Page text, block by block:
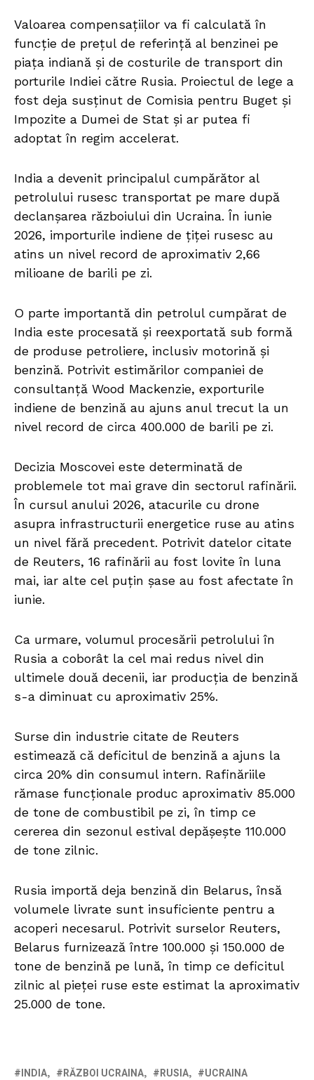
Valoarea compensațiilor va fi calculată în
funcție de prețul de referință al benzinei pe
piața indiană și de costurile de transport din
porturile Indiei către Rusia. Proiectul de lege a
fost deja susținut de Comisia pentru Buget și
Impozite a Dumei de Stat și ar putea fi
adoptat în regim accelerat.
India a devenit principalul cumpărător al
petrolului rusesc transportat pe mare după
declanșarea războiului din Ucraina. În iunie
2026, importurile indiene de țiței rusesc au
atins un nivel record de aproximativ 2,66
milioane de barili pe zi.
O parte importantă din petrolul cumpărat de
India este procesată și reexportată sub formă
de produse petroliere, inclusiv motorină și
benzină. Potrivit estimărilor companiei de
consultanță Wood Mackenzie, exporturile
indiene de benzină au ajuns anul trecut la un
nivel record de circa 400.000 de barili pe zi.
Decizia Moscovei este determinată de
problemele tot mai grave din sectorul rafinării.
În cursul anului 2026, atacurile cu drone
asupra infrastructurii energetice ruse au atins
un nivel fără precedent. Potrivit datelor citate
de Reuters, 16 rafinării au fost lovite în luna
mai, iar alte cel puțin șase au fost afectate în
iunie.
Ca urmare, volumul procesării petrolului în
Rusia a coborât la cel mai redus nivel din
ultimele două decenii, iar producția de benzină
s-a diminuat cu aproximativ 25%.
Surse din industrie citate de Reuters
estimează că deficitul de benzină a ajuns la
circa 20% din consumul intern. Rafinăriile
rămase funcționale produc aproximativ 85.000
de tone de combustibil pe zi, în timp ce
cererea din sezonul estival depășește 110.000
de tone zilnic.
Rusia importă deja benzină din Belarus, însă
volumele livrate sunt insuficiente pentru a
acoperi necesarul. Potrivit surselor Reuters,
Belarus furnizează între 100.000 și 150.000 de
tone de benzină pe lună, în timp ce deficitul
zilnic al pieței ruse este estimat la aproximativ
25.000 de tone.
INDIA RĂZBOI UCRAINA RUSIA UCRAINA